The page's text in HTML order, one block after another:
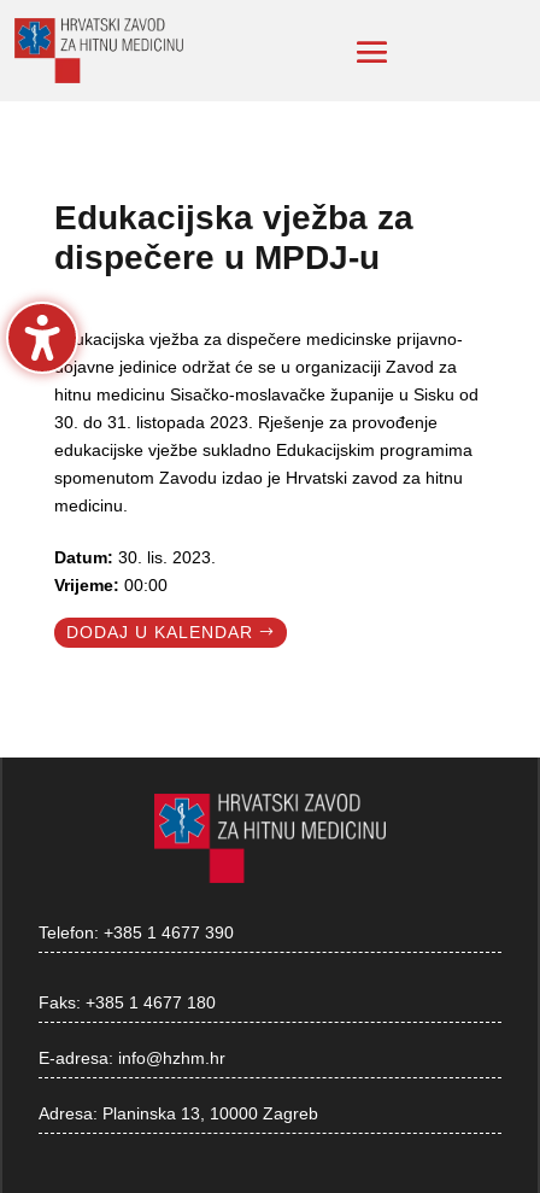
Edukacijska vježba za
dispečere u MPDJ-u
Edukacijska vježba za dispečere medicinske prijavno-
dojavne jedinice održat će se u organizaciji Zavod za
hitnu medicinu Sisačko-moslavačke županije u Sisku od
30. do 31. listopada 2023. Rješenje za provođenje
edukacijske vježbe sukladno Edukacijskim programima
spomenutom Zavodu izdao je Hrvatski zavod za hitnu
medicinu.
Datum: 30. lis. 2023.
Vrijeme: 00:00
DODAJ U KALENDAR
Telefon:+385 1 4677 390
Faks:+385 1 4677 180
E-adresa: info@hzhm.hr
Adresa: Planinska 13, 10000 Zagreb